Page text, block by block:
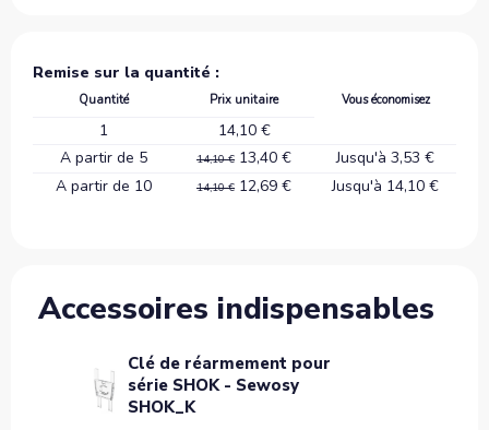
Remise sur la quantité :
Quantité Prix unitaire Vous économisez
1
14,10 €
A partir de 5
14,10 € 13,40 €
Jusqu'à 3,53 €
A partir de 10
14,10 € 12,69 € Jusqu'à 14,10 €
Accessoires indispensables
Clé de réarmement pour
série SHOK - Sewosy
SHOK_K